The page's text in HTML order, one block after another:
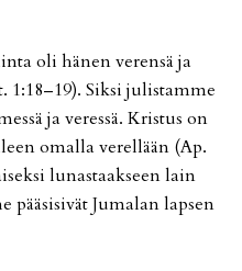
oli hä­nen ve­ren­sä ja
1:18–19). Sik­si ju­lis­tam­me
ja ve­res­sä. Kris­tus on
omal­la ve­rel­lään (Ap.
lu­nas­taak­seen lain
pää­si­si­vät Ju­ma­lan lap­sen